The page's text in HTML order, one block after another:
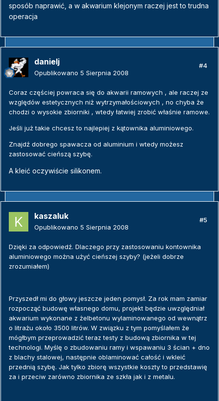
sposób naprawić, a w akwarium klejonym raczej jest to trudna
operacja
danielj
Opublikowano 5 Sierpnia 2008
#4
Coraz częściej powraca się do akwarii ramowych , ale raczej ze
względów estetycznych niż wytrzymałościowych , no chyba że
chodzi o wysokie zbiorniki , wtedy łatwiej zrobić właśnie ramowe.
Jeśli już takie chcesz to najlepiej z kątownika aluminiowego.
Znajdź dobrego spawacza od aluminium i wtedy możesz
zastosować cieńszą szybę.
A kleić oczywiście silikonem.
kaszaluk
Opublikowano 5 Sierpnia 2008
#5
Dzięki za odpowiedź. Dlaczego przy zastosowaniu kontownika
aluminiowego można użyć cieńszej szyby? (jeżeli dobrze
zrozumiałem)
Przyszedł mi do głowy jeszcze jeden pomysł. Za rok mam zamiar
rozpocząć budowę własnego domu, projekt będzie uwzględniał
akwarium wykonane z żelbetonu wylaminowanego od wewnątrz
o litrażu około 3500 litrów. W związku z tym pomyślałem że
mógłbym przeprowadzić teraz testy z budową zbiornika w tej
technologi. Myślę o zbudowaniu ramy i wspawaniu 3 ścian + dno
z blachy stalowej, następnie oblaminować całość i wkleić
przednią szybę. Jak tylko zbiorę wszystkie koszty to przedstawię
za i przeciw zarówno zbiornika ze szkła jak i z metalu.